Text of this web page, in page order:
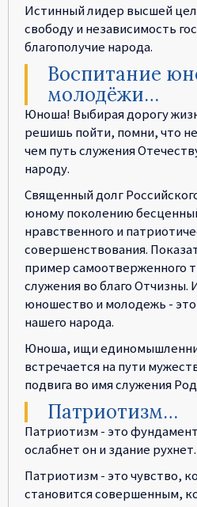
Истинный лидер высшей
свободу и независимость
благополучие народа.
Воспитание
молодёжи…
Юноша! Выбирая дорогу
решишь пойти, помни, что
чем путь служения
народу.
Священный долг
юному поколению
нравственного и
совершенствования.
пример самоотверженного
служения во благо Отчизны.
юношество и молодежь -
нашего народа.
Юноша, ищи
встречается на пути
подвига во имя служения
Патриотизм…
Патриотизм - это
ослабнет он и здание рухнет.
Патриотизм - это чувство,
становится совершенным,